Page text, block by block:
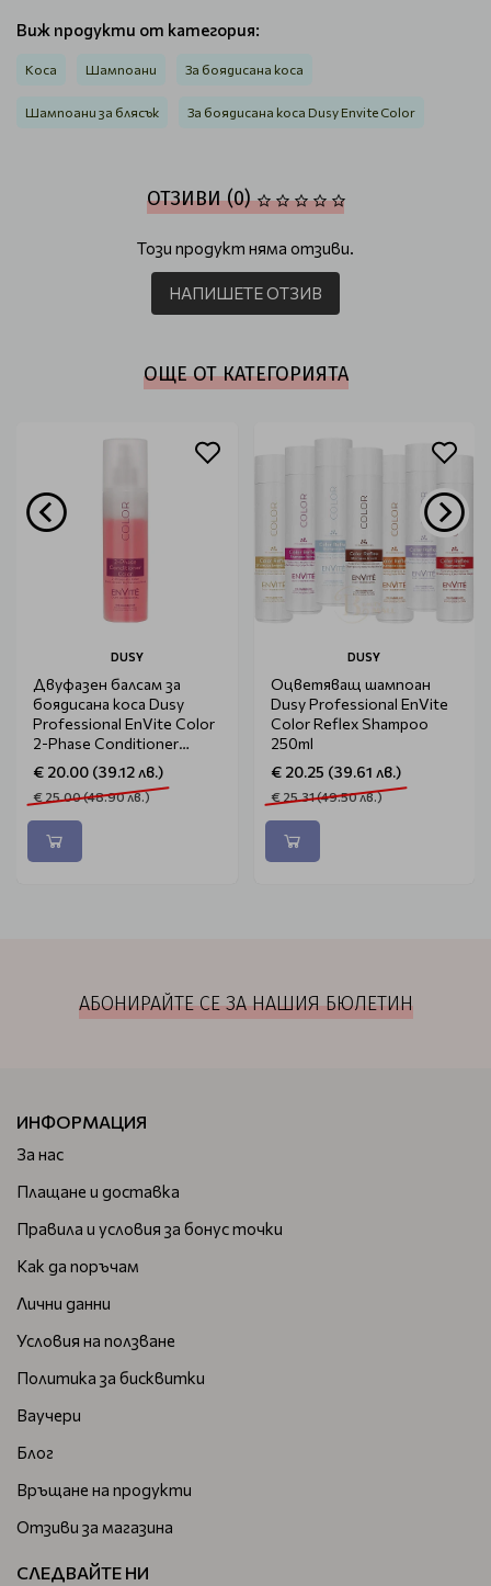
Виж продукти от категория:
Коса Шампоани За боядисана коса
Шампоани за блясък За боядисана коса Dusy Envite Color
ОТЗИВИ (0)
Този продукт няма отзиви.
НАПИШЕТЕ ОТЗИВ
ОЩЕ ОТ КАТЕГОРИЯТА
DUSY
Двуфазен балсам за
боядисана коса Dusy
Professional EnVite Color
2-Phase Conditioner
200ml
€ 20.00 (39.12 лв.)
€ 25.00 (48.90 лв.)
DUSY
Оцветяващ шампоан
Dusy Professional EnVite
Color Reflex Shampoo
250ml
€ 20.25 (39.61 лв.)
€ 25.31 (49.50 лв.)
АБОНИРАЙТЕ СЕ ЗА НАШИЯ БЮЛЕТИН
ИНФОРМАЦИЯ
За нас
Плащане и доставка
Правила и условия за бонус точки
Как да поръчам
Лични данни
Условия на ползване
Политика за бисквитки
Ваучери
Блог
Връщане на продукти
Отзиви за магазина
СЛЕДВАЙТЕ НИ